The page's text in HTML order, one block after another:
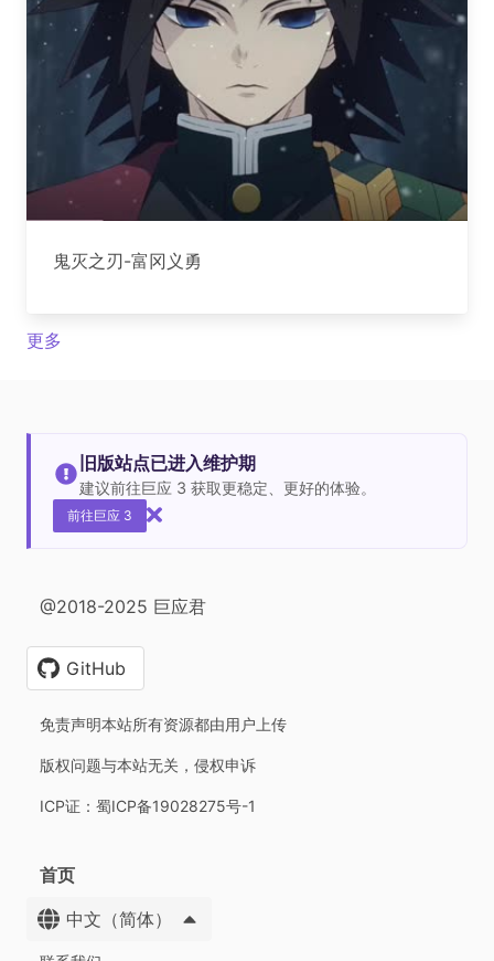
鬼灭之刃-富冈义勇
更多
旧版站点已进入维护期
建议前往巨应 3 获取更稳定、更好的体验。
前往巨应 3
@2018-2025 巨应君
GitHub
免责声明本站所有资源都由用户上传
版权问题与本站无关，侵权申诉
ICP证：蜀ICP备19028275号-1
首页
中文（简体）